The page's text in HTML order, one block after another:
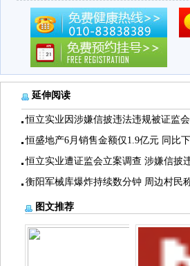
延伸阅读
恒立实业因涉嫌信披违法违规被证监
恒盛地产6月销售金额仅1.9亿元 同比
恒立实业遭证监会立案调查 涉嫌信披
衡阳军械库爆炸持续数分钟 周边村民
图文推荐